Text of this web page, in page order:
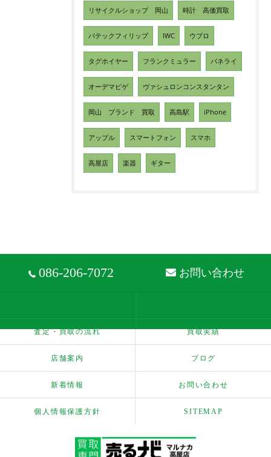
リサイクルショップ 岡山 時計 高価買取
パテックフィリップ IWC ウブロ
タグホイヤー フランクミュラー パネライ
オーデマピゲ ヴァシュロンコンスタンタン
岡山 ブランド 買取 高島駅 iPhone
アップル スマートフォン スマホ
高屋店 楽器 ギター
086-206-7072 お問い合わせ
査定・買取の流れ 買取実績
店舗案内 ブログ
新着情報 お問い合わせ
個人情報保護方針 SITEMAP